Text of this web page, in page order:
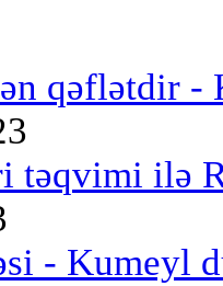
qəflətdir -
təqvimi ilə
- Kumeyl